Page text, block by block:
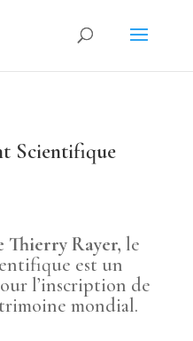
Scientifique
Thierry Rayer, le
est un
l’inscription de
mondial.